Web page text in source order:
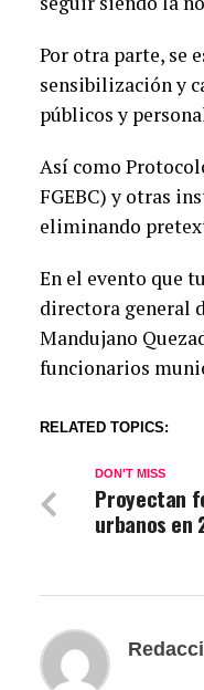
Por otra parte, se
sensibilización y
públicos y
Así como
FGEBC) y otras
eliminando
En el evento que
directora general
Mandujano
funcionarios
RELATED TOPICS:
DON'T MISS
Proyectan
urbanos en